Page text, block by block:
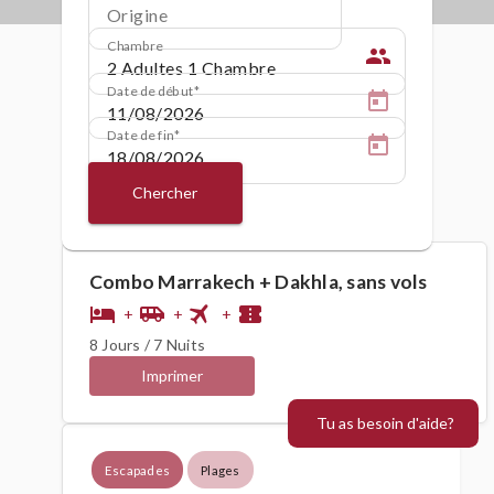
Origine
Chambre people
Date de début
Date de fin
Chercher
Escapades Plages
Combo Marrakech + Dakhla, sans vols
hotel + airport_shuttle + flight + confirmation_number
8 Jours / 7 Nuits
Imprimer
Tu as besoin d'aide?